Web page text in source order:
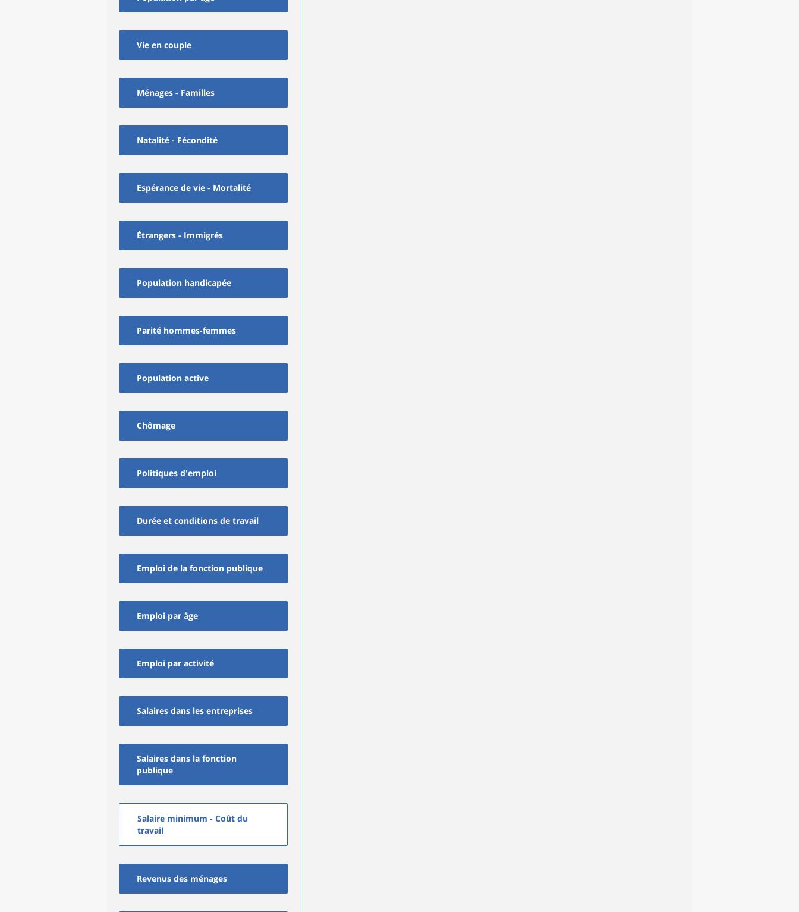
Vie en couple
Ménages - Familles
Natalité - Fécondité
Espérance de vie - Mortalité
Étrangers - Immigrés
Population handicapée
Parité hommes-femmes
Population active
Chômage
Politiques d'emploi
Durée et conditions de travail
Emploi de la fonction publique
Emploi par âge
Emploi par activité
Salaires dans les entreprises
Salaires dans la fonction
publique
Salaire minimum - Coût du
travail
Revenus des ménages